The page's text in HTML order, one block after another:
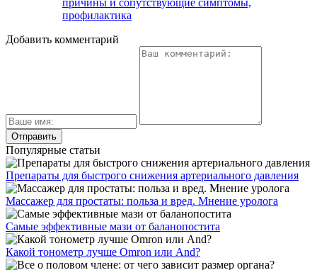
профилактика
Добавить комментарий
Популярные статьи
Препараты для быстрого снижения артериального давления
Массажер для простаты: польза и вред. Мнение уролога
Самые эффективные мази от баланопостита
Какой тонометр лучше Omron или And?